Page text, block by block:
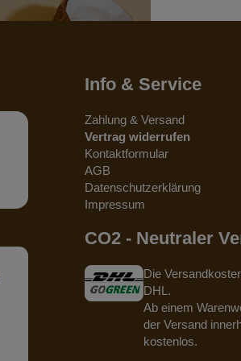
Info & Service
Zahlung & Versand
Vertrag widerrufen
Kontaktformular
AGB
Datenschutzerklärung
Impressum
CO2 - Neutraler
Die
DHL.
Ab einem
der Versand
kostenlos.